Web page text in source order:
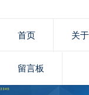
首页 关
留言板